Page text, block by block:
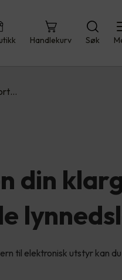
Handlekurv Søk
din
til elektronisk utstyr kan